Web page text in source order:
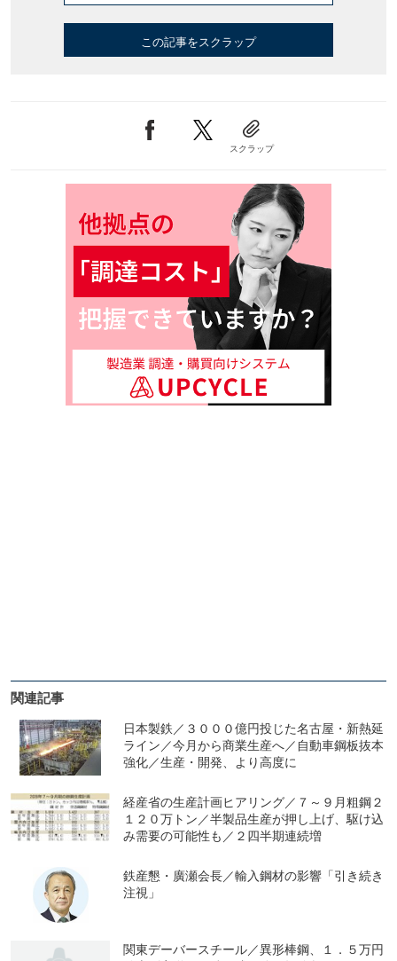
この記事をスクラップ
スクラップ
関連記事
日本製鉄／３０００億円投じた名古屋・新熱延
ライン／今月から商業生産へ／自動車鋼板抜本
強化／生産・開発、より高度に
経産省の生産計画ヒアリング／７～９月粗鋼２
１２０万トン／半製品生産が押し上げ、駆け込
み需要の可能性も／２四半期連続増
鉄産懇・廣瀬会長／輸入鋼材の影響「引き続き
注視」
関東デーバースチール／異形棒鋼、１．５万円